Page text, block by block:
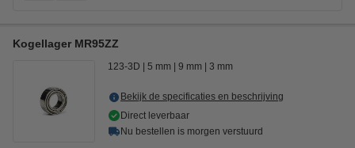
Kogellager MR95ZZ
123-3D 5 mm 9 mm 3 mm
Bekijk de specificaties en beschrijving
Direct leverbaar
Nu bestellen is morgen verstuurd